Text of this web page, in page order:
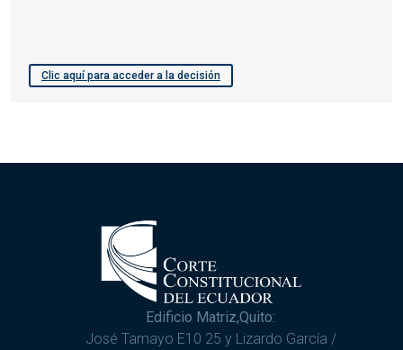
Clic aquí para acceder a la decisión
Edificio Matriz,Quito:
José Tamayo E10 25 y Lizardo García /